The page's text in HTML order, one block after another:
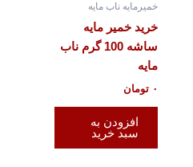
خمیرمایه ناب مایه
خرید خمیر مایه
ساشه 100 گرم ناب
مایه
۰ تومان
افزودن به
سبد خرید